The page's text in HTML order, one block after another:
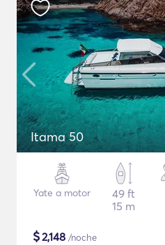
Itama 50
Yate a motor
49 ft
15 m
$2,148 /noche